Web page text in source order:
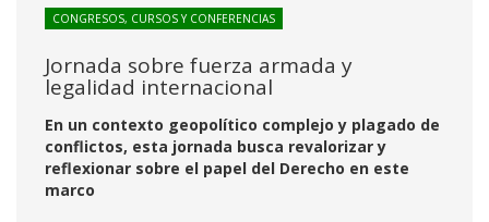
CONGRESOS, CURSOS Y CONFERENCIAS
Jornada sobre fuerza armada y
legalidad internacional
En un contexto geopolítico complejo y plagado de
conflictos, esta jornada busca revalorizar y
reflexionar sobre el papel del Derecho en este
marco